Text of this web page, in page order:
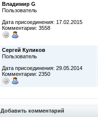
Владимир G
Пользователь
Дата присоединения: 17.02.2015
Комментарии: 3558
Сергей Куликов
Пользователь
Дата присоединения: 29.05.2014
Комментарии: 2350
Добавить комментарий